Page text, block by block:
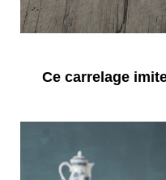
Ce carrelage